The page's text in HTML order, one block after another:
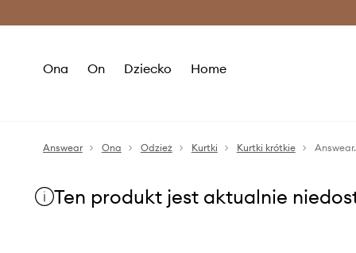
Ona On Dziecko Home
Answear Ona Odzież Kurtki Kurtki krótkie
Ten produkt jest aktualnie